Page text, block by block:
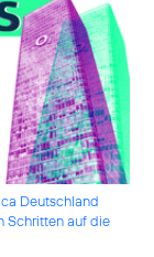
Deutschland
Schritten auf die